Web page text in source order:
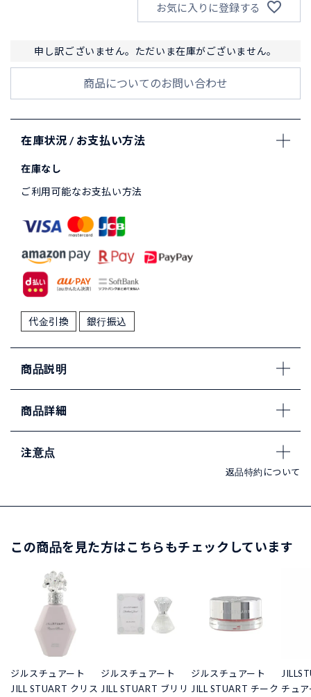
お気に入りに登録する
申し訳ございません。ただいま在庫がございません。
商品についてのお問い合わせ
在庫状況 / お支払い方法
在庫なし
ご利用可能なお支払い方法
代金引換 銀行振込
商品説明
商品詳細
注意点
返品特約について
この商品を見た方はこちらもチェックしています
ジルスチュアート
JILL STUART クリス
ジルスチュアート
JILL STUART ブリリ
ジルスチュアート
JILL STUART チーク チュ